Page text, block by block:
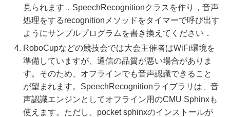
見られます．SpeechRecognitionクラスを作り，音声
処理をするrecognitionメソッドをタイマーで呼び出す
ようにサンプルプログラムを書き換えてください．
RoboCupなどの競技会では大会主催者はWiFi環境を
準備していますが、通信の品質が悪い場合がありま
す。そのため、オフラインでも音声認識できること
が望まれます。SpeechRecognitionライブラリは、音
声認識エンジンとしてオフライン用のCMU Sphinxも
使えます。ただし、pocket sphinxのインストールが